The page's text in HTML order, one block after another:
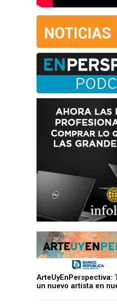
ArteUyEnPerspectiva:
un nuevo artista en